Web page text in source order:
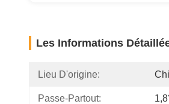
Les Informations
Lieu D'origine:
Passe-Partout: